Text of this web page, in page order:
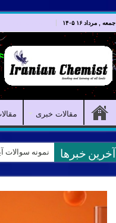
جمعه , مرداد ۱۶ ۱۴۰۵
مقالات خبری
آخرین خبرها کانال آیمت